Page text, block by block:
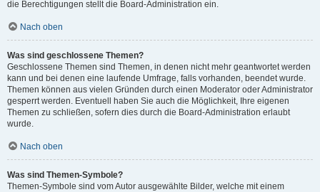
die Berechtigungen stellt die Board-Administration ein.
Nach oben
Was sind geschlossene Themen?
Geschlossene Themen sind Themen, in denen nicht mehr geantwortet werden
kann und bei denen eine laufende Umfrage, falls vorhanden, beendet wurde.
Themen können aus vielen Gründen durch einen Moderator oder Administrator
gesperrt werden. Eventuell haben Sie auch die Möglichkeit, Ihre eigenen
Themen zu schließen, sofern dies durch die Board-Administration erlaubt
wurde.
Nach oben
Was sind Themen-Symbole?
Themen-Symbole sind vom Autor ausgewählte Bilder, welche mit einem